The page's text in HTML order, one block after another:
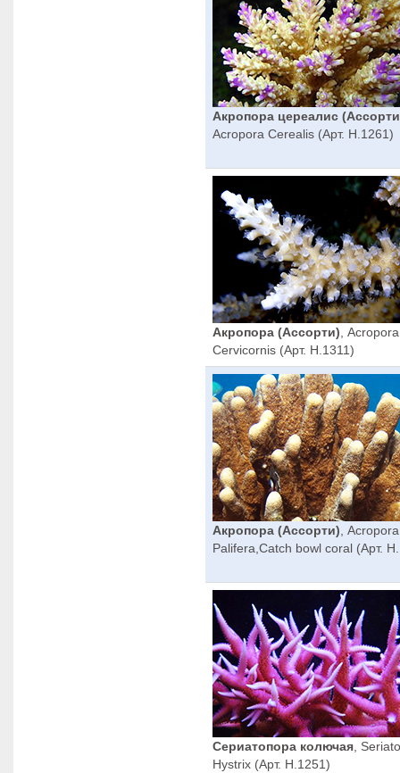
Акропора цереалис
Acropora Cerealis (Арт. H.1261)
Акропора (Ассорти) , Acropora
Cervicornis (Арт. H.1311)
Акропора (Ассорти) , Acropora
Palifera,Catch bowl coral (Арт.
Сериатопора колючая ,
Hystrix (Арт. H.1251)